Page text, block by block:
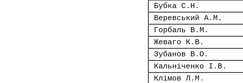
Бубка С.Н.
Веревський А.М.
Горбаль В.М.
Жеваго К.В.
Зубанов В.О.
Кальніченко І.В.
Клімов Л.М.